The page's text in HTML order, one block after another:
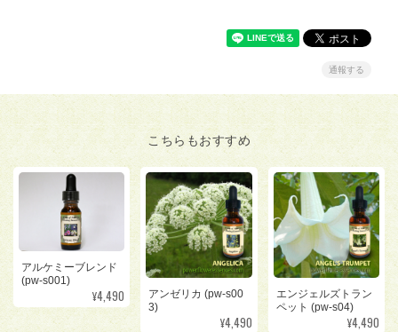
通報する
こちらもおすすめ
アルケミーブレンド
(pw-s001)
¥4,490
アンゼリカ (pw-s00
3)
¥4,490
エンジェルズトラン
ペット (pw-s04)
¥4,490